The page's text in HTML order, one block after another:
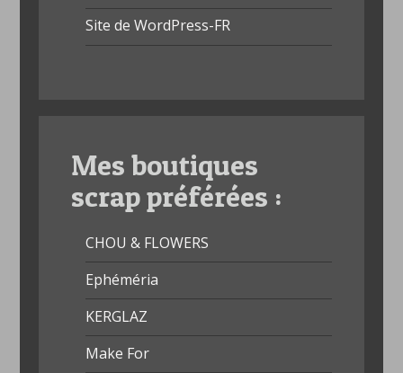
Site de WordPress-FR
Mes boutiques
scrap préférées :
CHOU & FLOWERS
Ephéméria
KERGLAZ
Make For